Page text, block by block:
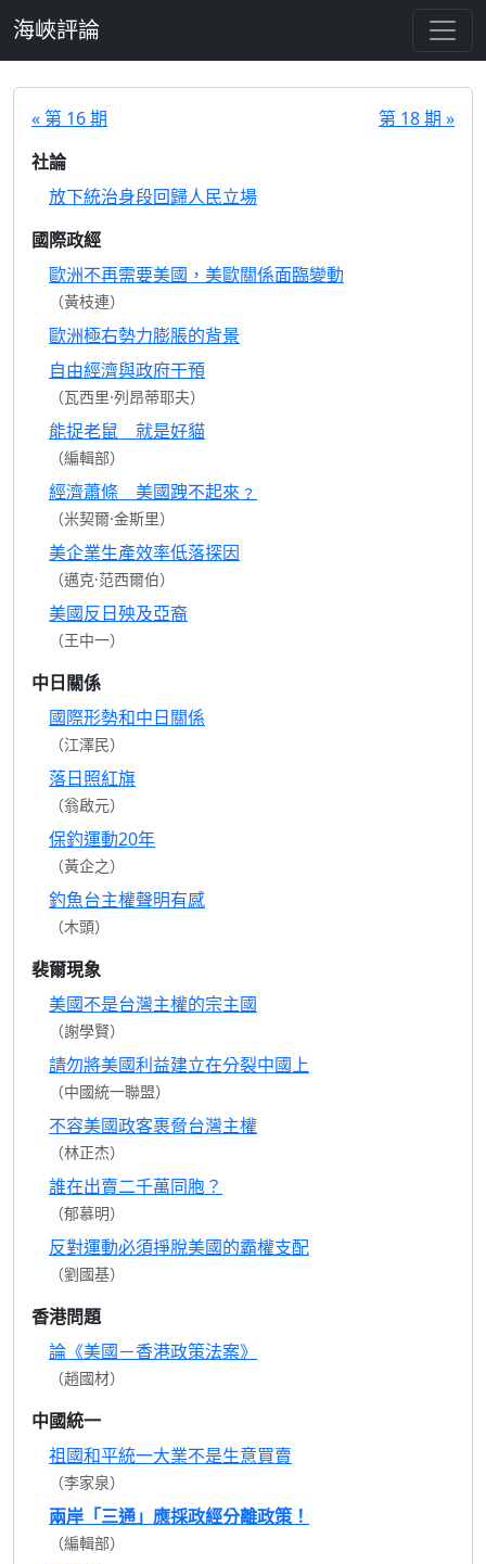
海峽評論
« 第 16 期
第 18 期 »
社論
放下統治身段回歸人民立場
國際政經
歐洲不再需要美國，美歐關係面臨變動
（黃枝連）
歐洲極右勢力膨脹的背景
自由經濟與政府干預
（瓦西里·列昂蒂耶夫）
能捉老鼠 就是好貓
（編輯部）
經濟蕭條 美國跩不起來﹖
（米契爾·金斯里）
美企業生產效率低落探因
（邁克·范西爾伯）
美國反日殃及亞裔
（王中一）
中日關係
國際形勢和中日關係
（江澤民）
落日照紅旗
（翁啟元）
保釣運動20年
（黃企之）
釣魚台主權聲明有感
（木頭）
裴爾現象
美國不是台灣主權的宗主國
（謝學賢）
請勿將美國利益建立在分裂中國上
（中國統一聯盟）
不容美國政客裹脅台灣主權
（林正杰）
誰在出賣二千萬同胞？
（郁慕明）
反對運動必須掙脫美國的霸權支配
（劉國基）
香港問題
論《美國－香港政策法案》
（趙國材）
中國統一
祖國和平統一大業不是生意買賣
（李家泉）
兩岸「三通」應採政經分離政策！
（編輯部）